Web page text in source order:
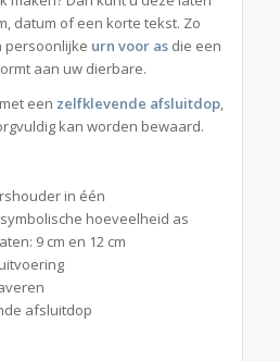
datum of een korte tekst. Zo
persoonlijke urn voor asdie een
aan uw dierbare.
een zelfklevende afsluitdop,
kan worden bewaard.
in één
hoeveelheid as
9 cm en 12 cm
afsluitdop